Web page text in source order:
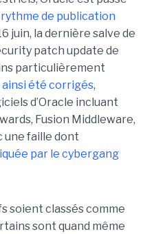
de publication
juin, la dernière salve de
patch update de
particulièrement
été corrigés,
d’Oracle incluant
Fusion Middleware,
une faille dont
par le cybergang
soient classés comme
sont quand même